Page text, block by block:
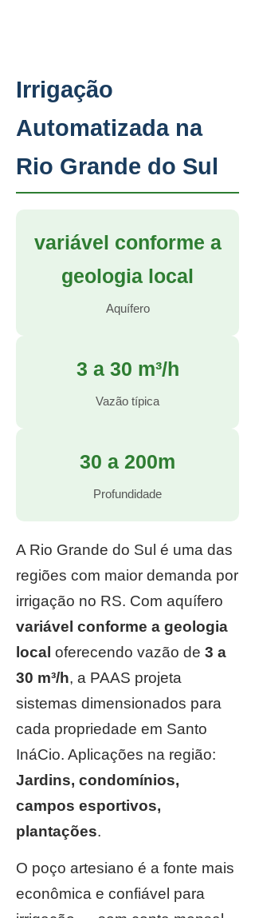
Irrigação
Automatizada na
Rio Grande do Sul
variável conforme a
geologia local
Aquífero
3 a 30 m³/h
Vazão típica
30 a 200m
Profundidade
A Rio Grande do Sul é uma das
regiões com maior demanda por
irrigação no RS. Com aquífero
variável conforme a geologia
local oferecendo vazão de 3 a
30 m³/h, a PAAS projeta
sistemas dimensionados para
cada propriedade em Santo
InáCio. Aplicações na região:
Jardins, condomínios,
campos esportivos,
plantações.
O poço artesiano é a fonte mais
econômica e confiável para